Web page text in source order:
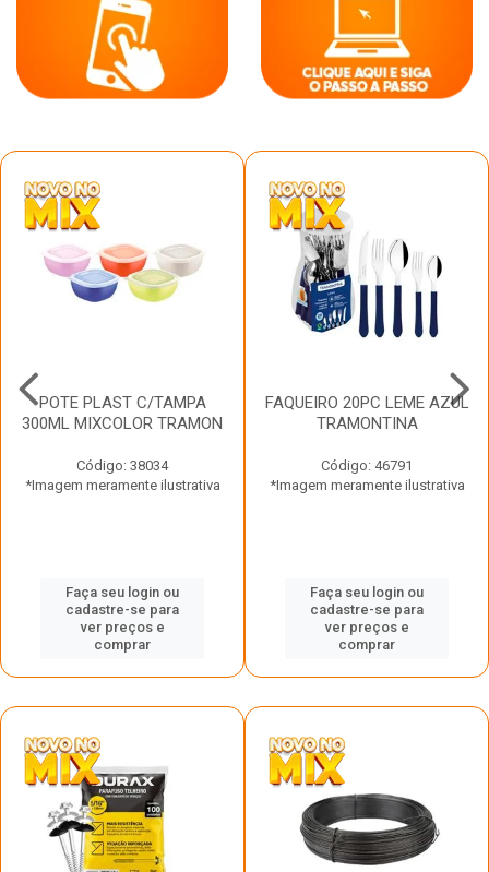
POTE PLAST C/TAMPA
300ML MIXCOLOR TRAMON
Código: 38034
*Imagem meramente ilustrativa
Faça seu login ou
cadastre-se para
ver preços e
comprar
FAQUEIRO 20PC LEME AZUL
TRAMONTINA
Código: 46791
*Imagem meramente ilustrativa
Faça seu login ou
cadastre-se para
ver preços e
comprar